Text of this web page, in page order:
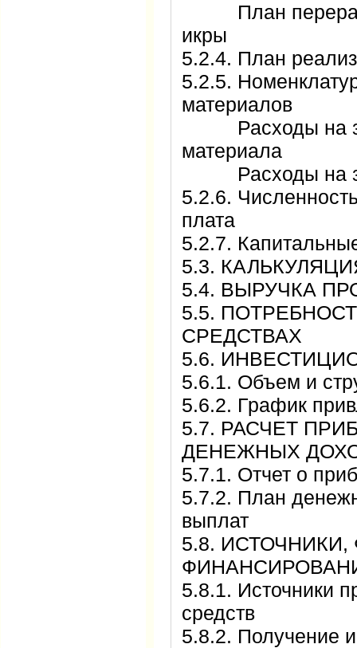
План
икры
5.2.4. План
5.2.5.
материалов
Расходы на
материала
Расходы на
5.2.6.
плата
5.2.7.
5.3.
5.4. ВЫРУЧКА
5.5.
СРЕДСТВАХ
5.6.
5.6.1. Объем и
5.6.2. График
5.7. РАСЧЕТ
ДЕНЕЖНЫХ
5.7.1. Отчет о
5.7.2. План
выплат
5.8.
5.8.1. Источники
средств
5.8.2. Получение